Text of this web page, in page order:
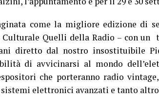
come la migliore edizione di
Culturale Quelli della Radio – con
diretto dal nostro insostituibile
di avvicinarsi al mondo
che porteranno radio
elettronici avanzati e tanto